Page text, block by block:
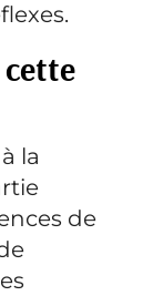
la
de